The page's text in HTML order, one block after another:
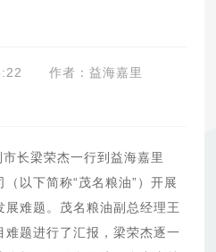
作者：益海嘉里
长梁荣杰一行到益海嘉里
（以下简称“茂名粮油”）开展
难题。茂名粮油副总经理王
难题进行了汇报，梁荣杰逐一